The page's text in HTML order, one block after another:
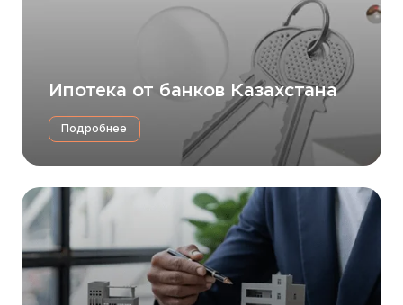
Ипотека от банков Казахстана
Подробнее